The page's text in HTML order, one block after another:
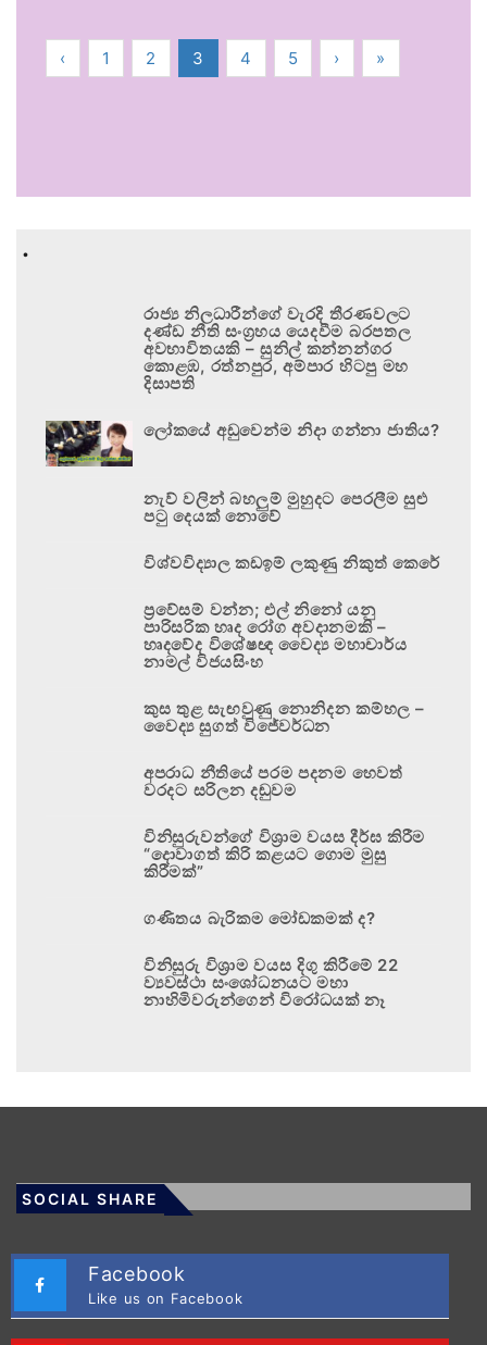
‹ 1 2 3 4 5 › »
.
රාජ්‍ය නිලධාරීන්ගේ වැරදි තීරණවලට
දණ්ඩ නීති සංග්‍රහය යෙදවීම බරපතල
අවභාවිතයකි – සුනිල් කන්නන්ගර
කොළඹ, රත්නපුර, අම්පාර හිටපු මහ
දිසාපති
ලෝකයේ අඩුවෙන්ම නිදා ගන්නා ජාතිය?
නැව් වලින් බහලුම් මුහුදට පෙරලීම සුළු
පටු දෙයක් නොවේ
විශ්වවිද්‍යාල කඩඉම් ලකුණු නිකුත් කෙරේ
ප්‍රවේසම් වන්න; එල් නිනෝ යනු
පාරිසරික හෘද රෝග අවදානමකි –
හෘදවේද විශේෂඥ වෛද්‍ය මහාචාර්ය
නාමල් විජයසිංහ
කුස තුළ සැඟවුණු නොනිදන කම්හල –
වෛද්‍ය සුගත් විජේවර්ධන
අපරාධ නීතියේ පරම පදනම හෙවත්
වරදට සරිලන දඬුවම
විනිසුරුවන්ගේ විශ්‍රාම වයස දීර්ඝ කිරීම
“දොවාගත් කිරි කළයට ගොම මුසු
කිරීමක්”
ගණිතය බැරිකම මෝඩකමක් ද?
විනිසුරු විශ්‍රාම වයස දිගු කිරීමේ 22
ව්‍යවස්ථා සංශෝධනයට මහා
නාහිමිවරුන්ගෙන් විරෝධයක් නෑ
SOCIAL SHARE
Facebook
Like us on Facebook